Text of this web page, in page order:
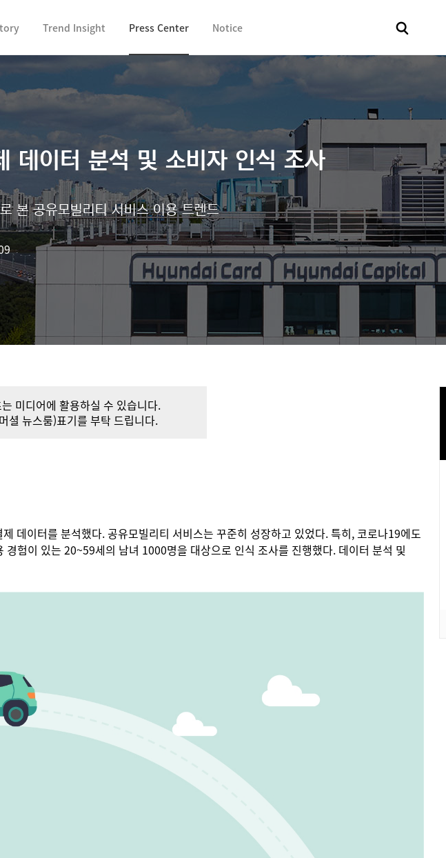
Trend Insight Press Center
Fact & Check
Notice
데이터 분석 및 소비자 인식 조사
본 공유모빌리티 서비스 이용 트렌드
미디어에 활용하실 수 있습니다.
셜 뉴스룸)표기를 부탁 드립니다.
데이터를 분석했다. 공유모빌리티 서비스는 꾸준히 성장하고 있었다. 특히, 코로나19에도
험이 있는 20~59세의 남녀 1000명을 대상으로 인식 조사를 진행했다. 데이터 분석 및